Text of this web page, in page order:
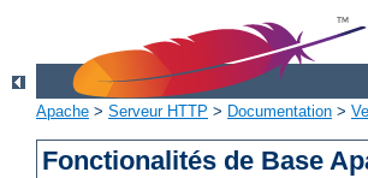
Apache > Serveur HTTP > Documentation >
Fonctionalités de Base